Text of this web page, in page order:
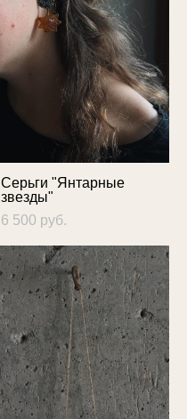
Серьги "Янтарные
звезды"
6 500 pуб.